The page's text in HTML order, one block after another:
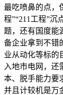
最吃喷鼻的点，
程”“211工程”
题，还有国度能
备企业拿到不错
业从动化等标的
入地市电网，还
本、脱手能力要
并且计较机是万